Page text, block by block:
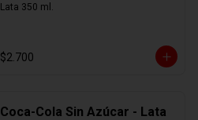
Lata 350 ml.
$2.700
Coca-Cola Sin Azúcar - Lata